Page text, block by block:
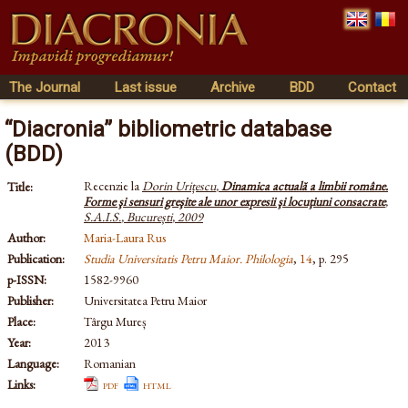
The Journal Last issue Archive BDD Contact
“Diacronia” bibliometric database
(BDD)
Title: Recenzie laDorin Urițescu,Dinamica actuală a limbii române.
Forme şi sensuri greşite ale unor expresii şi locuţiuni consacrate,
S.A.I.S.,București,2009
Author:
Maria-Laura Rus
Publication:
Studia Universitatis Petru Maior. Philologia, 14, p. 295
p-ISSN:
1582-9960
Publisher:
Universitatea Petru Maior
Place:
Târgu Mureș
Year:
2013
Language:
Romanian
Links:
pdf html